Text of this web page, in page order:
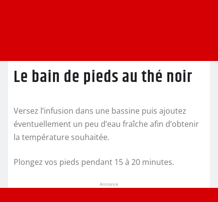
Le bain de pieds au thé noir
Versez l’infusion dans une bassine puis ajoutez
éventuellement un peu d’eau fraîche afin d’obtenir
la température souhaitée.
Plongez vos pieds pendant 15 à 20 minutes.
Annonce